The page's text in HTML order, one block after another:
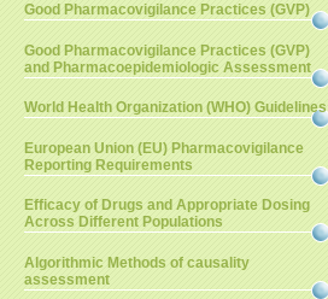
Good Pharmacovigilance Practices (GVP)
Good Pharmacovigilance Practices (GVP)
and Pharmacoepidemiologic Assessment
World Health Organization (WHO) Guidelines
European Union (EU) Pharmacovigilance
Reporting Requirements
Efficacy of Drugs and Appropriate Dosing
Across Different Populations
Algorithmic Methods of causality
assessment